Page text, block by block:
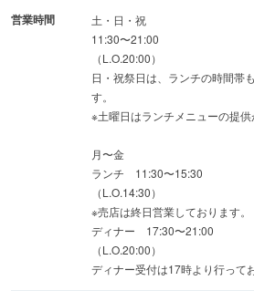
営業時間
土・日・祝
11:30〜21:00
（L.O.20:00）
日・祝祭日は、ランチの時間帯
す。
※土曜日はランチメニューの提供
月〜金
ランチ 11:30〜15:30
（L.O.14:30）
※売店は終日営業しております。
ディナー 17:30〜21:00
（L.O.20:00）
ディナー受付は17時より行って